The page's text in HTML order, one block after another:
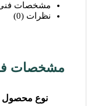
مشخصات
نظرات (0)
مشخصات
نوع محصول